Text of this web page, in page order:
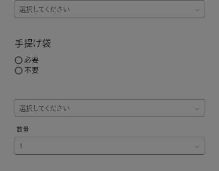
手提げ袋
必要
不要